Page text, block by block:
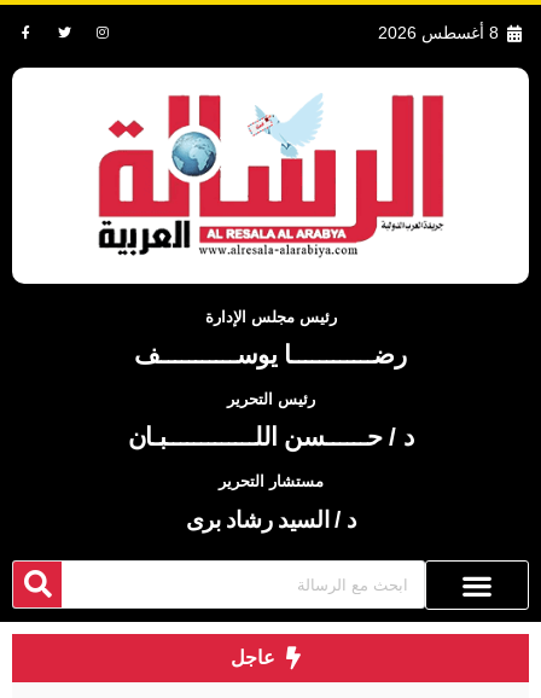
8 أغسطس 2026
رئيس مجلس الإدارة
رضــــــــــــا يوســـــــــــف
رئيس التحرير
د / حــــــسن اللـــــــــــــبـان
مستشار التحرير
د / السيد رشاد برى
عاجل